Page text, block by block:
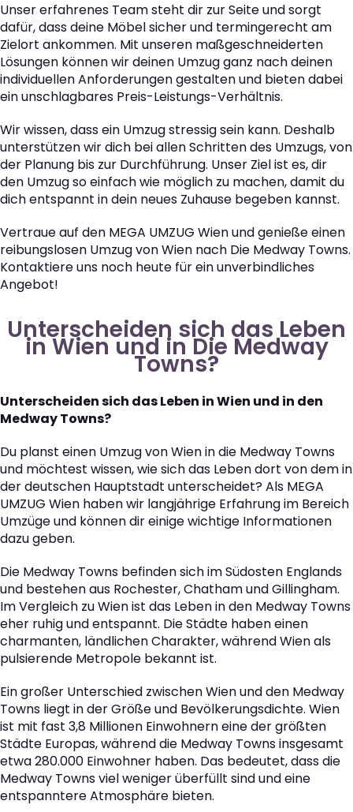
Unser erfahrenes Team steht dir zur Seite und sorgt
dafür, dass deine Möbel sicher und termingerecht am
Zielort ankommen. Mit unseren maßgeschneiderten
Lösungen können wir deinen Umzug ganz nach deinen
individuellen Anforderungen gestalten und bieten dabei
ein unschlagbares Preis-Leistungs-Verhältnis.
Wir wissen, dass ein Umzug stressig sein kann. Deshalb
unterstützen wir dich bei allen Schritten des Umzugs, von
der Planung bis zur Durchführung. Unser Ziel ist es, dir
den Umzug so einfach wie möglich zu machen, damit du
dich entspannt in dein neues Zuhause begeben kannst.
Vertraue auf den MEGA UMZUG Wien und genieße einen
reibungslosen Umzug von Wien nach Die Medway Towns.
Kontaktiere uns noch heute für ein unverbindliches
Angebot!
Unterscheiden sich das Leben
in Wien und in Die Medway
Towns?
Unterscheiden sich das Leben in Wien und in den
Medway Towns?
Du planst einen Umzug von Wien in die Medway Towns
und möchtest wissen, wie sich das Leben dort von dem in
der deutschen Hauptstadt unterscheidet? Als MEGA
UMZUG Wien haben wir langjährige Erfahrung im Bereich
Umzüge und können dir einige wichtige Informationen
dazu geben.
Die Medway Towns befinden sich im Südosten Englands
und bestehen aus Rochester, Chatham und Gillingham.
Im Vergleich zu Wien ist das Leben in den Medway Towns
eher ruhig und entspannt. Die Städte haben einen
charmanten, ländlichen Charakter, während Wien als
pulsierende Metropole bekannt ist.
Ein großer Unterschied zwischen Wien und den Medway
Towns liegt in der Größe und Bevölkerungsdichte. Wien
ist mit fast 3,8 Millionen Einwohnern eine der größten
Städte Europas, während die Medway Towns insgesamt
etwa 280.000 Einwohner haben. Das bedeutet, dass die
Medway Towns viel weniger überfüllt sind und eine
entspanntere Atmosphäre bieten.